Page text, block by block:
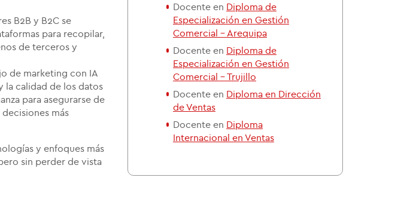
B2B y B2C se
para recopilar,
de terceros y
de marketing con IA
la calidad de los datos
para asegurarse de
más
y enfoques más
sin perder de vista
Docente en Diploma de
Especialización en Gestión
Comercial - Arequipa
Docente en Diploma de
Especialización en Gestión
Comercial - Trujillo
Docente en Diploma en Dirección
de Ventas
Docente en Diploma
Internacional en Ventas